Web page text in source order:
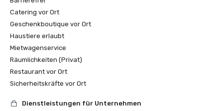
Catering vor Ort
Geschenkboutique vor Ort
Haustiere erlaubt
Mietwagenservice
Räumlichkeiten (Privat)
Restaurant vor Ort
Sicherheitskräfte vor Ort
Dienstleistungen für Unternehmen